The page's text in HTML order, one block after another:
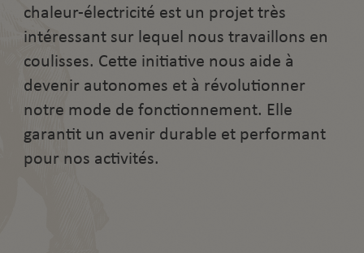
chaleur-électricité est un projet très
intéressant sur lequel nous travaillons en
coulisses. Cette initiative nous aide à
devenir autonomes et à révolutionner
notre mode de fonctionnement. Elle
garantit un avenir durable et performant
pour nos activités.